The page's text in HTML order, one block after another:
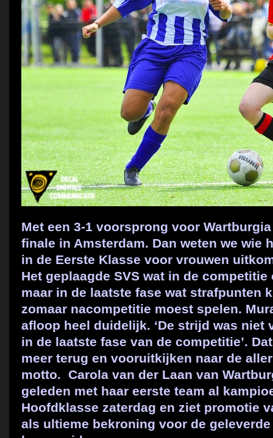
Met een 3-1 voorsprong voor
finale in Amsterdam. Dan weten we wie
in de Eerste Klasse voor vrouwen
Het geplaagde SVS wat in de
maar in de laatste fase wat strafpunten
zomaar nacompetitie moest spelen.
afloop heel duidelijk. ‘De strijd was niet
in de laatste fase van de competitie’.
meer terug en vooruitkijken naar de
motto. Carola van der Laan van
geleden met haar eerste team al
Hoofdklasse zaterdag en ziet promotie
als ultieme bekroning voor de